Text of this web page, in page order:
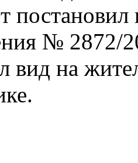
постановил
№ 2872/
вид на